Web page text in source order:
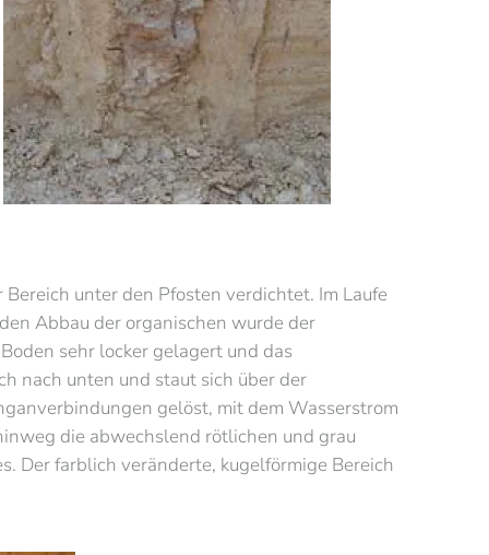
unter den Pfosten verdichtet. Im Laufe
Abbau der organischen wurde der
sehr locker gelagert und das
nach unten und staut sich über der
gelöst, mit dem Wasserstrom
die abwechslend rötlichen und grau
Der farblich veränderte, kugelförmige Bereich